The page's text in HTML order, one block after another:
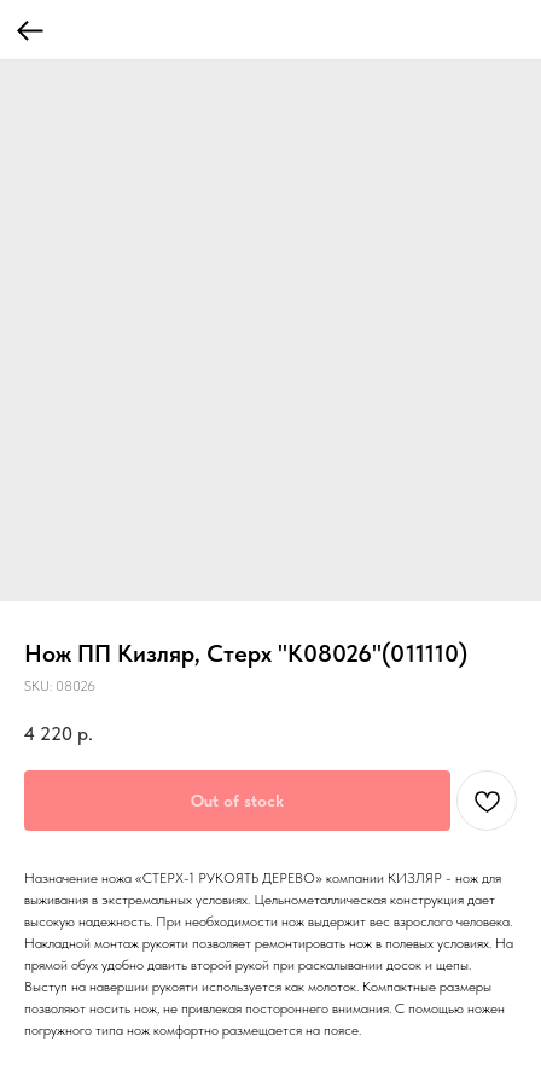
Нож ПП Кизляр, Стерх "K08026"(011110)
SKU: 08026
4 220 р.
Out of stock
Назначение ножа «СТЕРХ-1 РУКОЯТЬ ДЕРЕВО» компании КИЗЛЯР - нож для
выживания в экстремальных условиях. Цельнометаллическая конструкция дает
высокую надежность. При необходимости нож выдержит вес взрослого человека.
Накладной монтаж рукояти позволяет ремонтировать нож в полевых условиях. На
прямой обух удобно давить второй рукой при раскалывании досок и щепы.
Выступ на навершии рукояти используется как молоток. Компактные размеры
позволяют носить нож, не привлекая постороннего внимания. С помощью ножен
погружного типа нож комфортно размещается на поясе.